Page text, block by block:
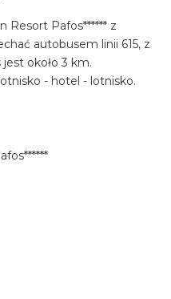
Resort Pafos****** z
autobusem linii 615, z
około 3 km.
- hotel - lotnisko.